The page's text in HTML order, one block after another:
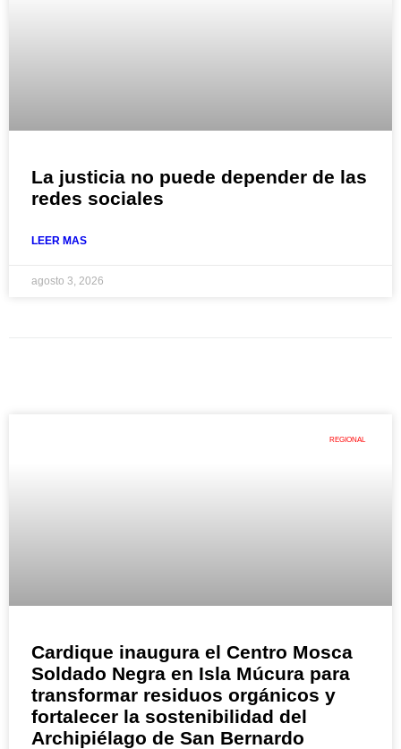
La justicia no puede depender de las
redes sociales
LEER MAS
agosto 3, 2026
REGIONAL
Cardique inaugura el Centro Mosca
Soldado Negra en Isla Múcura para
transformar residuos orgánicos y
fortalecer la sostenibilidad del
Archipiélago de San Bernardo